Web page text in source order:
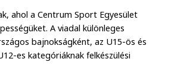
ahol a Centrum Sport Egyesület
A viadal különleges
bajnokságként, az U15-ös és
es kategóriáknak felkészülési